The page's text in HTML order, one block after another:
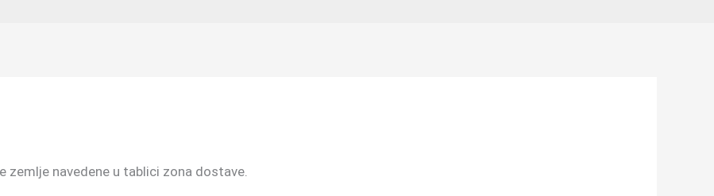
zemlje navedene u tablici zona dostave.